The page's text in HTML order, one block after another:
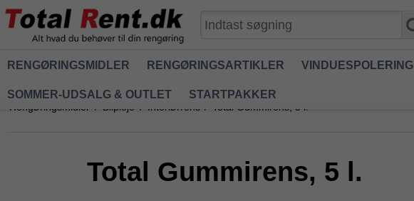
RENGØRINGSMIDLER RENGØRINGSARTIKLER VINDUESPOLERING
SOMMER-UDSALG & OUTLET STARTPAKKER
Rengøringsmidler / Bilpleje / Interiørrens / Total Gummirens, 5 l.
Total Gummirens, 5 l.